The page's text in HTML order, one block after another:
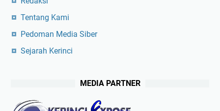
Tentang Kami
Pedoman Media Siber
Sejarah Kerinci
MEDIA PARTNER